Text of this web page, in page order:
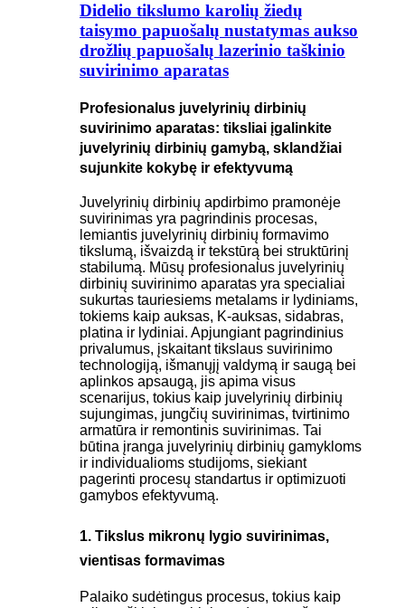
Didelio tikslumo karolių žiedų
taisymo papuošalų nustatymas aukso
drožlių papuošalų lazerinio taškinio
suvirinimo aparatas
Profesionalus juvelyrinių dirbinių
suvirinimo aparatas: tiksliai įgalinkite
juvelyrinių dirbinių gamybą, sklandžiai
sujunkite kokybę ir efektyvumą
Juvelyrinių dirbinių apdirbimo pramonėje
suvirinimas yra pagrindinis procesas,
lemiantis juvelyrinių dirbinių formavimo
tikslumą, išvaizdą ir tekstūrą bei struktūrinį
stabilumą. Mūsų profesionalus juvelyrinių
dirbinių suvirinimo aparatas yra specialiai
sukurtas tauriesiems metalams ir lydiniams,
tokiems kaip auksas, K-auksas, sidabras,
platina ir lydiniai. Apjungiant pagrindinius
privalumus, įskaitant tikslaus suvirinimo
technologiją, išmanųjį valdymą ir saugą bei
aplinkos apsaugą, jis apima visus
scenarijus, tokius kaip juvelyrinių dirbinių
sujungimas, jungčių suvirinimas, tvirtinimo
armatūra ir remontinis suvirinimas. Tai
būtina įranga juvelyrinių dirbinių gamykloms
ir individualioms studijoms, siekiant
pagerinti procesų standartus ir optimizuoti
gamybos efektyvumą.
1. Tikslus mikronų lygio suvirinimas,
vientisas formavimas
Palaiko sudėtingus procesus, tokius kaip